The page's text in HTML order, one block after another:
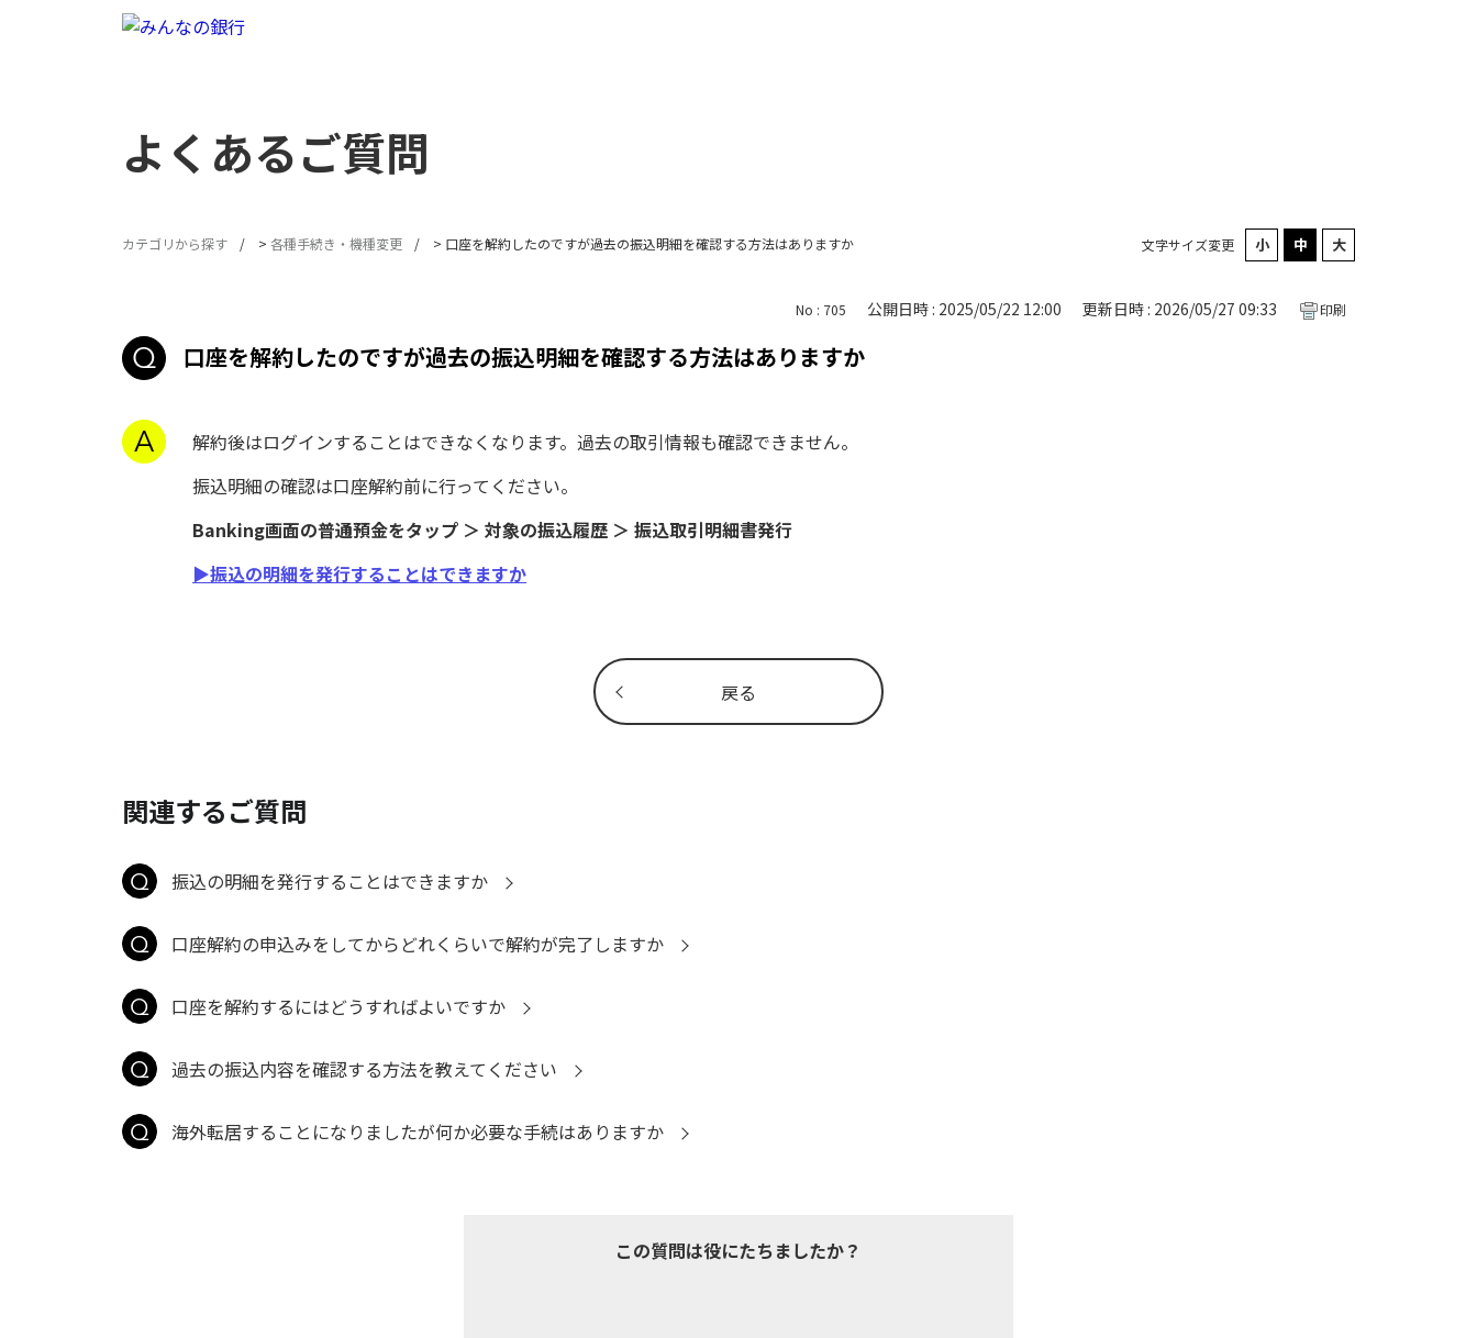
よくあるご質問
文字サイズ変更
カテゴリから探す > 各種手続き・機種変更 > 口座を解約したのですが過去の振込明細を確認する方法はありますか
戻る
No : 705 公開日時 : 2025/05/22 12:00 更新日時 : 2026/05/27 09:33 印刷
口座を解約したのですが過去の振込明細を確認する方法はありますか
解約後はログインすることはできなくなります。過去の取引情報も確認できません。
振込明細の確認は口座解約前に行ってください。
Banking画面の普通預金をタップ ＞ 対象の振込履歴 ＞ 振込取引明細書発行
▶振込の明細を発行することはできますか
関連するご質問
振込の明細を発行することはできますか
口座解約の申込みをしてからどれくらいで解約が完了しますか
口座を解約するにはどうすればよいですか
過去の振込内容を確認する方法を教えてください
海外転居することになりましたが何か必要な手続はありますか
この質問は役にたちましたか？